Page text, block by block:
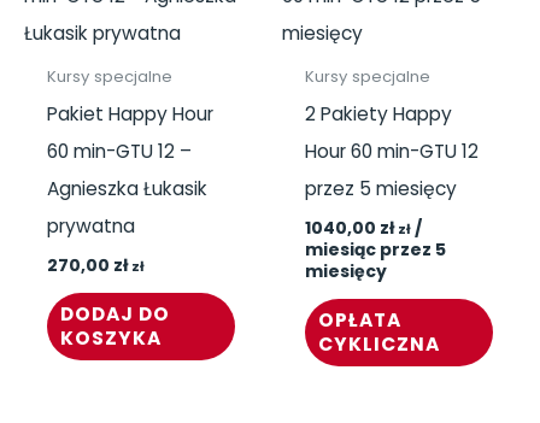
Kursy specjalne
Pakiet Happy Hour
60 min-GTU 12 –
Agnieszka Łukasik
prywatna
270,00 zł zł
DODAJ DO
KOSZYKA
Kursy specjalne
2 Pakiety Happy
Hour 60 min-GTU 12
przez 5 miesięcy
1040,00 zł zł /
miesiąc przez 5
miesięcy
OPŁATA
CYKLICZNA